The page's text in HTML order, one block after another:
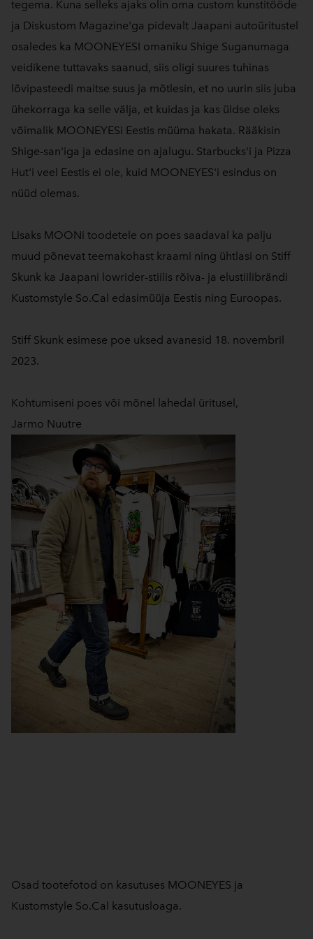
tegema. Kuna selleks ajaks olin oma custom kunstitööde
ja Diskustom Magazine'ga pidevalt Jaapani autoüritustel
osaledes ka MOONEYESI omaniku Shige Suganumaga
veidikene tuttavaks saanud, siis oligi suures tuhinas
lõvipasteedi maitse suus ja mõtlesin, et no uurin siis juba
ühekorraga ka selle välja, et kuidas ja kas üldse oleks
võimalik MOONEYESi Eestis müüma hakata. Rääkisin
Shige-san'iga ja edasine on ajalugu. Starbucks'i ja Pizza
Hut'i veel Eestis ei ole, kuid MOONEYES'i esindus on
nüüd olemas.
Lisaks MOONi toodetele on poes saadaval ka palju
muud põnevat teemakohast kraami ning ühtlasi on Stiff
Skunk ka Jaapani lowrider-stiilis rõiva- ja elustiilibrändi
Kustomstyle So.Cal edasimüüja Eestis ning Euroopas.
Stiff Skunk esimese poe uksed avanesid 18. novembril
2023.
Kohtumiseni poes või mõnel lahedal üritusel,
Jarmo Nuutre
Osad tootefotod on kasutuses MOONEYES ja
Kustomstyle So.Cal kasutusloaga.